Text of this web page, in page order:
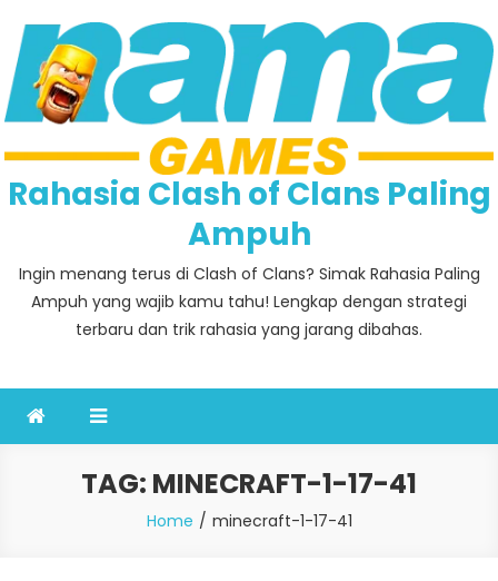
content
Rahasia Clash of Clans Paling
Ampuh
Ingin menang terus di Clash of Clans? Simak Rahasia Paling
Ampuh yang wajib kamu tahu! Lengkap dengan strategi
terbaru dan trik rahasia yang jarang dibahas.
TAG: MINECRAFT-1-17-41
Home minecraft-1-17-41